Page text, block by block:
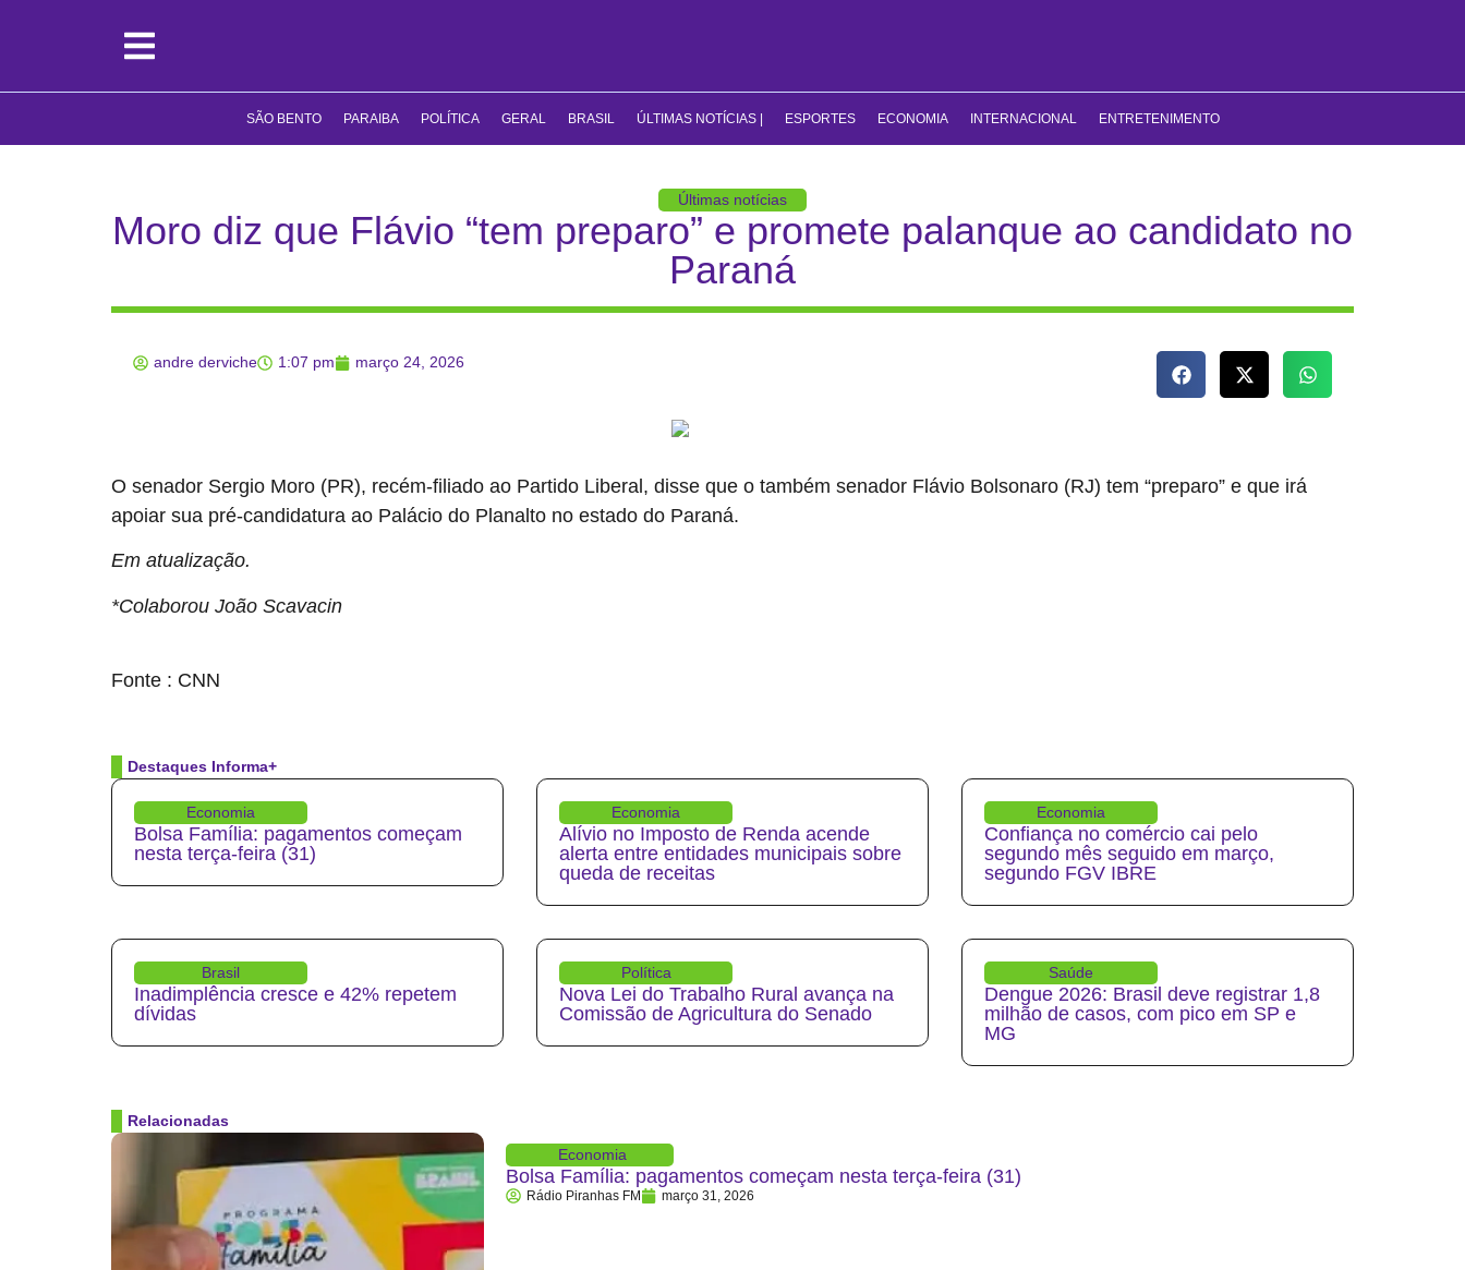
SÃO BENTO PARAIBA POLÍTICA GERAL BRASIL ÚLTIMAS NOTÍCIAS | ESPORTES ECONOMIA INTERNACIONAL ENTRETENIMENTO
Últimas notícias
Moro diz que Flávio “tem preparo” e promete palanque ao candidato no
Paraná
andre derviche 1:07 pm março 24, 2026
O senador Sergio Moro (PR), recém-filiado ao Partido Liberal, disse que o também senador Flávio Bolsonaro (RJ) tem “preparo” e que irá
apoiar sua pré-candidatura ao Palácio do Planalto no estado do Paraná.
Em atualização.
*Colaborou João Scavacin
Fonte : CNN
Destaques Informa+
Economia
Bolsa Família: pagamentos começam
nesta terça-feira (31)
Economia
Alívio no Imposto de Renda acende
alerta entre entidades municipais sobre
queda de receitas
Economia
Confiança no comércio cai pelo
segundo mês seguido em março,
segundo FGV IBRE
Brasil
Inadimplência cresce e 42% repetem
dívidas
Política
Nova Lei do Trabalho Rural avança na
Comissão de Agricultura do Senado
Saúde
Dengue 2026: Brasil deve registrar 1,8
milhão de casos, com pico em SP e
MG
Relacionadas
Economia
Bolsa Família: pagamentos começam nesta terça-feira (31)
Rádio Piranhas FM março 31, 2026